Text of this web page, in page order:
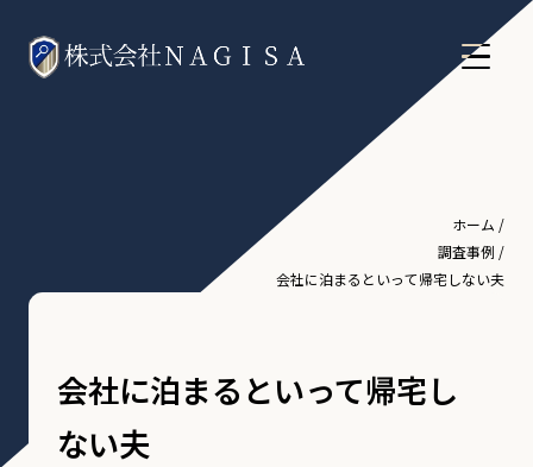
ホーム /
調査事例 /
会社に泊まるといって帰宅しない夫
会社に泊まるといって帰宅し
ない夫